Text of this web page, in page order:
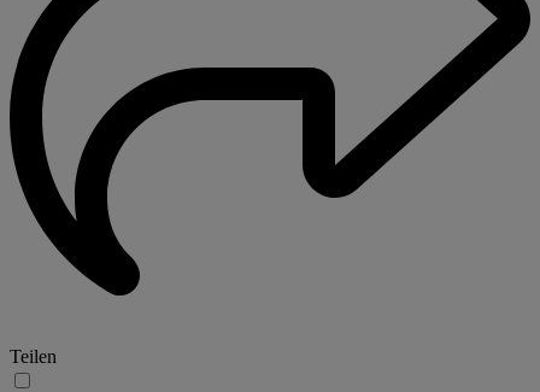
Teilen